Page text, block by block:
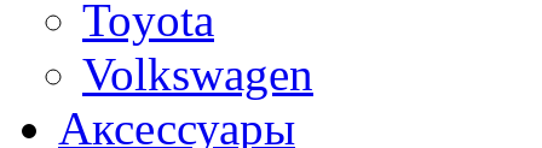
Toyota
Volkswagen
Аксессуары